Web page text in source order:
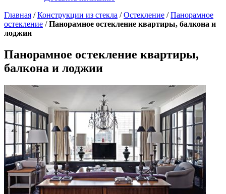
Главная /Конструкции из стекла /Остекление /Панорамное
остекление /Панорамное остекление квартиры, балкона и
лоджии
Панорамное остекление квартиры,
балкона и лоджии